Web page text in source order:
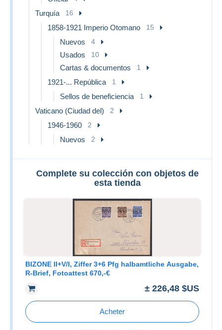
Turquía 16
1858-1921 Imperio Otomano 15
Nuevos 4
Usados 10
Cartas & documentos 1
1921-... República 1
Sellos de beneficiencia 1
Vaticano (Ciudad del) 2
1946-1960 2
Nuevos 2
Complete su colección con objetos de
esta tienda
BIZONE II+V/I, Ziffer 3+6 Pfg halbamtliche Ausgabe,
R-Brief, Fotoattest 670,-€
± 226,48 $US
Acheter